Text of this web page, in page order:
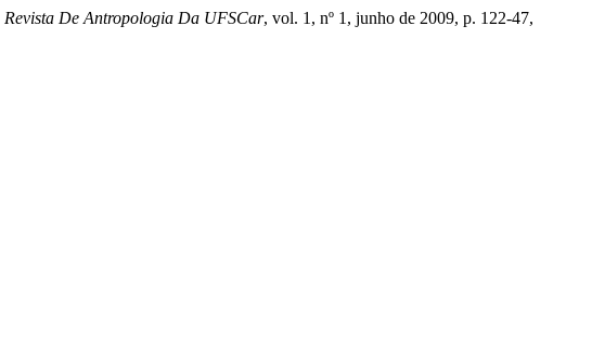
Revista De Antropologia Da UFSCar, vol. 1, nº 1, junho de 2009, p. 122-47,